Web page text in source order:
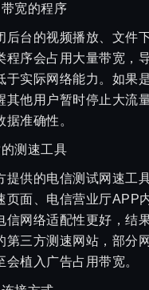
宽的程序
后台的视频播放、文件
程序会占用大量带宽，
于实际网络能力。如果
其他用户暂时停止大流
据准确性。
测速工具
提供的电信测试网速工
页面、电信营业厅APP
信网络适配性更好，结
第三方测速网站，部分
会植入广告占用带宽。